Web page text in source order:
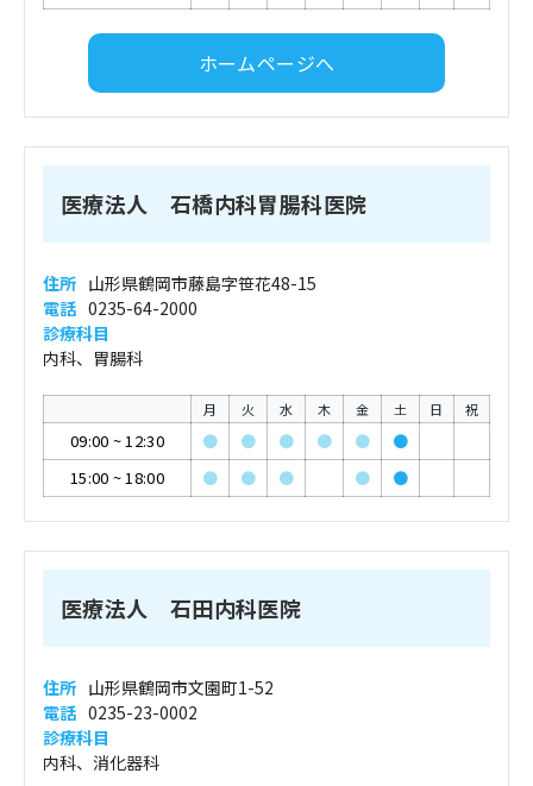
ホームページへ
医療法人 石橋内科胃腸科医院
住所 山形県鶴岡市藤島字笹花48-15
電話 0235-64-2000
診療科目
内科、胃腸科
月 火 水 木 金 土 日 祝
09:00 ~12:30 ● ● ● ● ●
●
15:00 ~18:00 ● ● ● ● ●
医療法人 石田内科医院
住所 山形県鶴岡市文園町1-52
電話 0235-23-0002
診療科目
内科、消化器科